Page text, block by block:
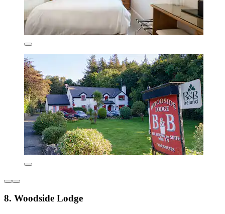
8. Woodside Lodge